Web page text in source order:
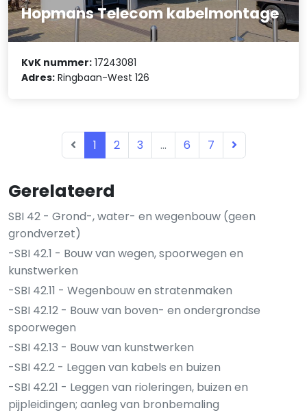
Gerelateerd
SBI 42 - Grond-, water- en wegenbouw (geen
grondverzet)
-SBI 42.1 - Bouw van wegen, spoorwegen en
kunstwerken
-SBI 42.11 - Wegenbouw en stratenmaken
-SBI 42.12 - Bouw van boven- en ondergrondse
spoorwegen
-SBI 42.13 - Bouw van kunstwerken
-SBI 42.2 - Leggen van kabels en buizen
-SBI 42.21 - Leggen van rioleringen, buizen en
pijpleidingen; aanleg van bronbemaling
Hopmans Telecom kabelmontage
KvK nummer: 17243081
Adres: Ringbaan-West 126
1 2 3 ... 6 7